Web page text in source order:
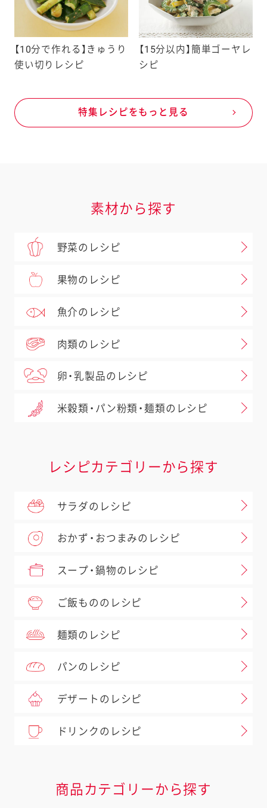
【10分で作れる】きゅうり
使い切りレシピ
【15分以内】簡単ゴーヤレ
シピ
特集レシピをもっと見る
素材から探す
野菜のレシピ
果物のレシピ
魚介のレシピ
肉類のレシピ
卵・乳製品のレシピ
米穀類・パン粉類・麺類のレシピ
レシピカテゴリーから探す
サラダのレシピ
おかず・おつまみのレシピ
スープ・鍋物のレシピ
ご飯もののレシピ
麺類のレシピ
パンのレシピ
デザートのレシピ
ドリンクのレシピ
商品カテゴリーから探す